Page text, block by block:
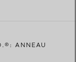
ANNEAU